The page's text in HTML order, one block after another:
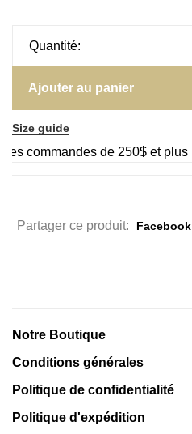
Quantité:
Ajouter au panier
Size guide
commandes de 250$ et plus
Partager ce produit: Facebook
Notre Boutique
Conditions générales
Politique de confidentialité
Politique d'expédition